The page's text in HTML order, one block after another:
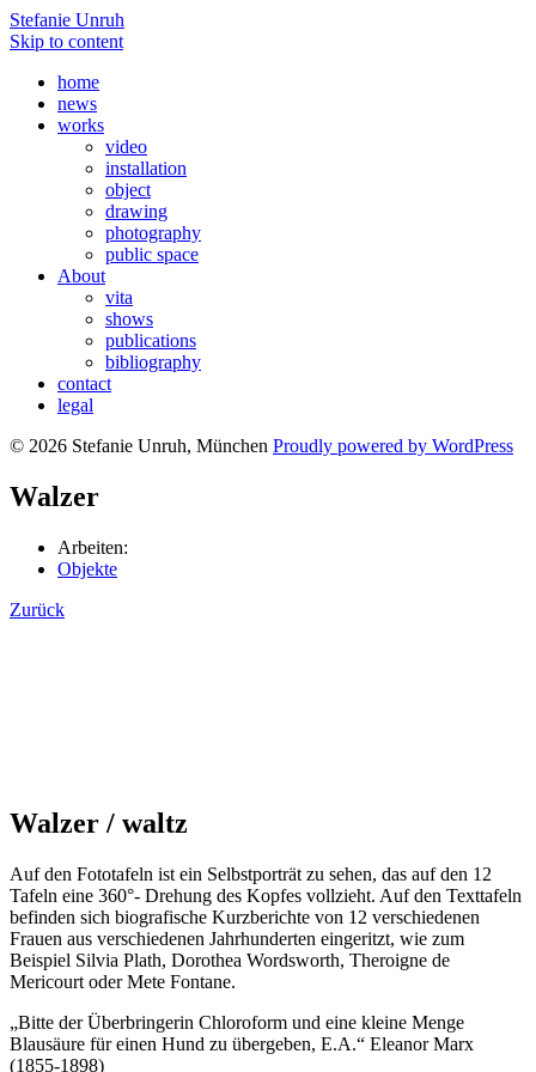
Stefanie Unruh
Skip to content
home
news
works
video
installation
object
drawing
photography
public space
About
vita
shows
publications
bibliography
contact
legal
© 2026 Stefanie Unruh, München Proudly powered by WordPress
Walzer
Arbeiten:
Objekte
Zurück
Walzer / waltz
Auf den Fototafeln ist ein Selbstporträt zu sehen, das auf den 12
Tafeln eine 360°- Drehung des Kopfes vollzieht. Auf den Texttafeln
befinden sich biografische Kurzberichte von 12 verschiedenen
Frauen aus verschiedenen Jahrhunderten eingeritzt, wie zum
Beispiel Silvia Plath, Dorothea Wordsworth, Theroigne de
Mericourt oder Mete Fontane.
„Bitte der Überbringerin Chloroform und eine kleine Menge
Blausäure für einen Hund zu übergeben, E.A.“ Eleanor Marx
(1855-1898)